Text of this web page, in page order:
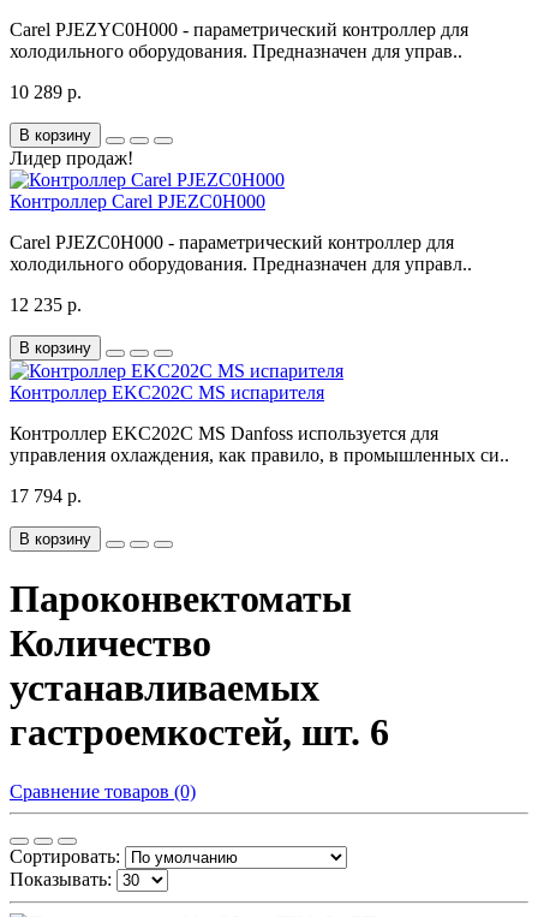
Carel PJEZYC0H000 - параметрический контроллер для
холодильного оборудования. Предназначен для управ..
10 289 р.
В корзину
Лидер продаж!
Контроллер Carel PJEZC0H000
Carel PJEZC0H000 - параметрический контроллер для
холодильного оборудования. Предназначен для управл..
12 235 р.
В корзину
Контроллер EKC202C MS испарителя
Контроллер EKC202C MS Danfoss используется для
управления охлаждения, как правило, в промышленных си..
17 794 р.
В корзину
Пароконвектоматы
Количество
устанавливаемых
гастроемкостей, шт. 6
Сравнение товаров (0)
Сортировать:
Показывать: